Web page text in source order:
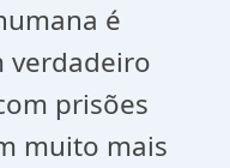
é
verdadeiro
prisões
muito mais